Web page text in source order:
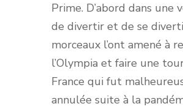
Prime. D’abord dans une
de divertir et de se
morceaux l’ont amené à
l’Olympia et faire une
France qui fut
annulée suite à la